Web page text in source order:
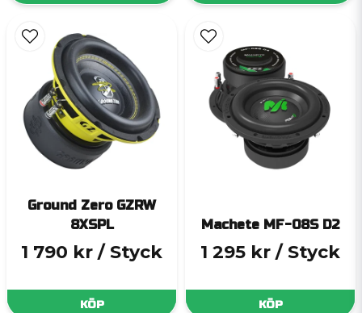
Ground Zero GZRW
8XSPL
1 790 kr / Styck
KÖP
Machete MF-08S D2
1 295 kr / Styck
KÖP